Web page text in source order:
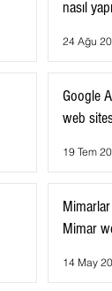
nasıl
24 Ağu
Google
web
19 Tem
Mimarlar
Mimar
14 May